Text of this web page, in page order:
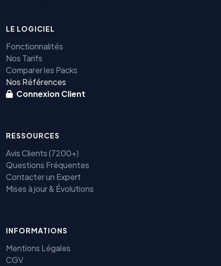
LE LOGICIEL
Fonctionnalités
Nos Tarifs
Comparer les Packs
Nos Références
Connexion Client
RESSOURCES
Avis Clients (7200+)
Questions Fréquentes
Contacter un Expert
Mises à jour & Évolutions
INFORMATIONS
Mentions Légales
CGV